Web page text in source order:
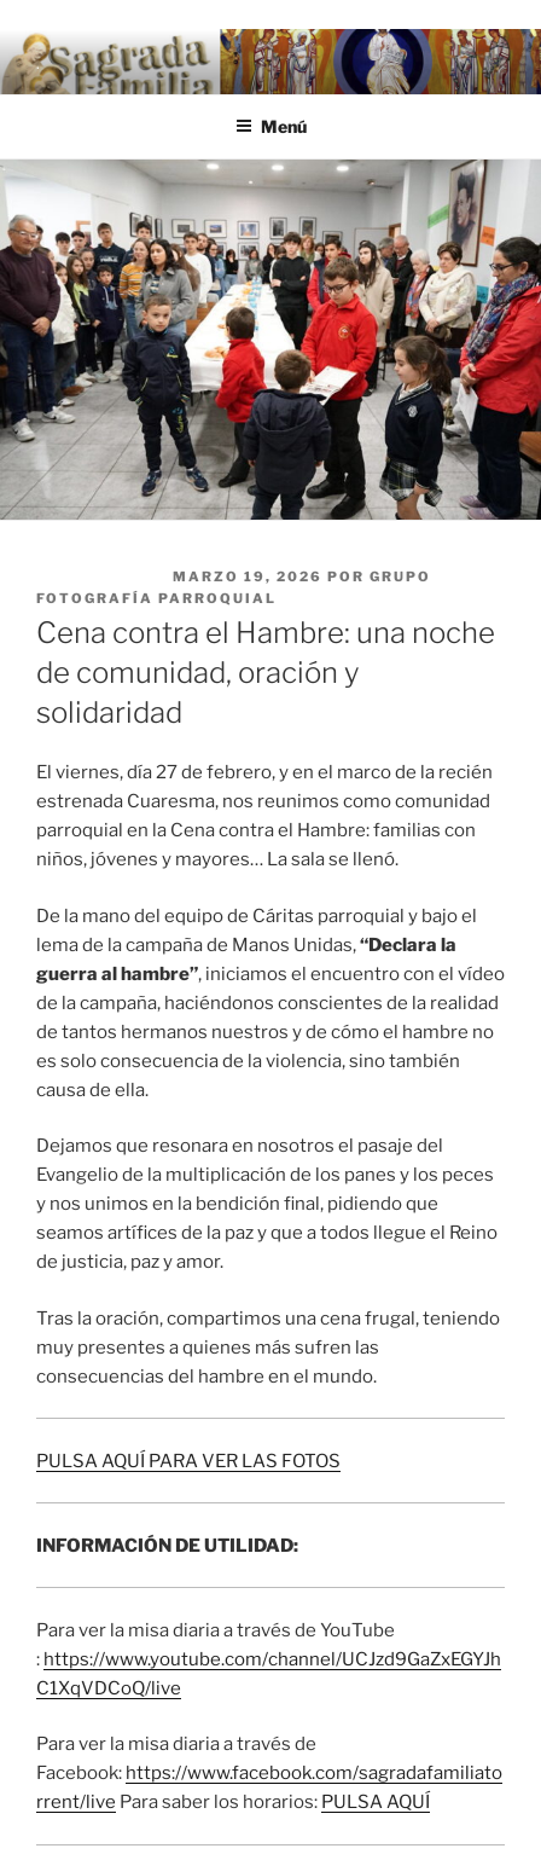
.
Menú
MARZO 19, 2026 POR GRUPO
FOTOGRAFÍA PARROQUIAL
Cena contra el Hambre: una noche
de comunidad, oración y
solidaridad
El viernes, día 27 de febrero, y en el marco de la recién
estrenada Cuaresma, nos reunimos como comunidad
parroquial en la Cena contra el Hambre: familias con
niños, jóvenes y mayores… La sala se llenó.
De la mano del equipo de Cáritas parroquial y bajo el
lema de la campaña de Manos Unidas,“Declara la
guerra al hambre”, iniciamos el encuentro con el vídeo
de la campaña, haciéndonos conscientes de la realidad
de tantos hermanos nuestros y de cómo el hambre no
es solo consecuencia de la violencia, sino también
causa de ella.
Dejamos que resonara en nosotros el pasaje del
Evangelio de la multiplicación de los panes y los peces
y nos unimos en la bendición final, pidiendo que
seamos artífices de la paz y que a todos llegue el Reino
de justicia, paz y amor.
Tras la oración, compartimos una cena frugal, teniendo
muy presentes a quienes más sufren las
consecuencias del hambre en el mundo.
PULSA AQUÍ PARA VER LAS FOTOS
INFORMACIÓN DE UTILIDAD:
Para ver la misa diaria a través de YouTube
: https://www.youtube.com/channel/UCJzd9GaZxEGYJh
C1XqVDCoQ/live
Para ver la misa diaria a través de
Facebook: https://www.facebook.com/sagradafamiliato
rrent/live Para saber los horarios: PULSA AQUÍ